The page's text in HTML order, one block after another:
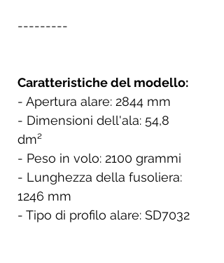
---------
Caratteristiche del modello:
- Apertura alare: 2844 mm
- Dimensioni dell'ala: 54,8
dm²
- Peso in volo: 2100 grammi
- Lunghezza della fusoliera:
1246 mm
- Tipo di profilo alare: SD7032